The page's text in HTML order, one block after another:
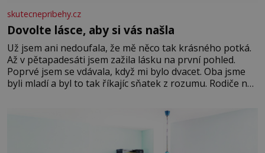
skutecnepribehy.cz
Dovolte lásce, aby si vás našla
Už jsem ani nedoufala, že mě něco tak krásného potká.
Až v pětapadesáti jsem zažila lásku na první pohled.
Poprvé jsem se vdávala, když mi bylo dvacet. Oba jsme
byli mladí a byl to tak říkajíc sňatek z rozumu. Rodiče nás